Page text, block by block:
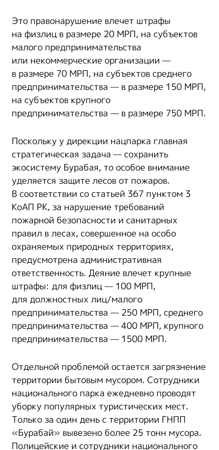
Это правонарушение влечет штрафы
на физлиц в размере 20 МРП, на субъектов
малого предпринимательства
или некоммерческие организации —
в размере 70 МРП, на субъектов среднего
предпринимательства — в размере 150 МРП,
на субъектов крупного
предпринимательства — в размере 750 МРП.
Поскольку у дирекции нацпарка главная
стратегическая задача — сохранить
экосистему Бурабая, то особое внимание
уделяется защите лесов от пожаров.
В соответствии со статьей 367 пунктом 3
КоАП РК, за нарушение требований
пожарной безопасности и санитарных
правил в лесах, совершенное на особо
охраняемых природных территориях,
предусмотрена административная
ответственность. Деяние влечет крупные
штрафы: для физлиц — 100 МРП,
для должностных лиц/малого
предпринимательства — 250 МРП, среднего
предпринимательства — 400 МРП, крупного
предпринимательства — 1500 МРП.
Отдельной проблемой остается загрязнение
территории бытовым мусором. Сотрудники
национального парка ежедневно проводят
уборку популярных туристических мест.
Только за один день с территории ГНПП
«Бурабай» вывезено более 25 тонн мусора.
Полицейские и сотрудники национального